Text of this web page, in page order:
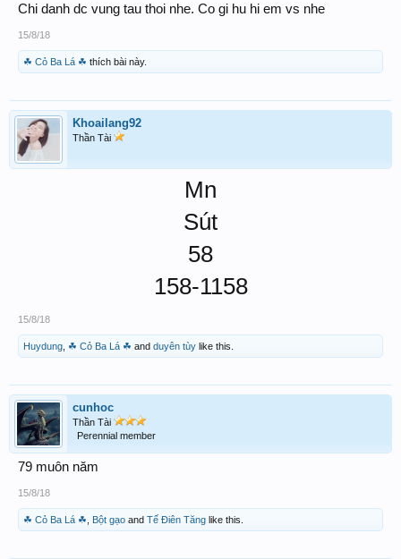
Chi danh dc vung tau thoi nhe. Co gi hu hi em vs nhe
15/8/18
☘ Cỏ Ba Lá ☘ thích bài này.
Khoailang92
Thần Tài
Mn
Sút
58
158-1158
15/8/18
Huydung ☘ Cỏ Ba Lá ☘ and duyên tùy like this.
cunhoc
Thần Tài
Perennial member
79 muôn năm
15/8/18
☘ Cỏ Ba Lá ☘ Bột gạo and Tế Điên Tăng like this.